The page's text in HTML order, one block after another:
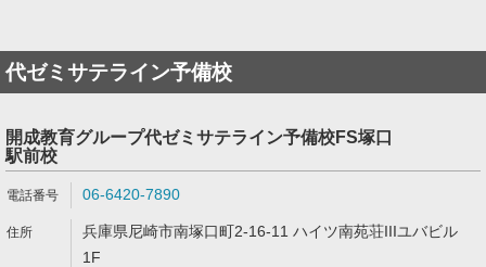
代ゼミサテライン予備校
開成教育グループ代ゼミサテライン予備校FS塚口
駅前校
06-6420-7890
兵庫県尼崎市南塚口町2-16-11 ハイツ南苑荘IIIユバビル
1F